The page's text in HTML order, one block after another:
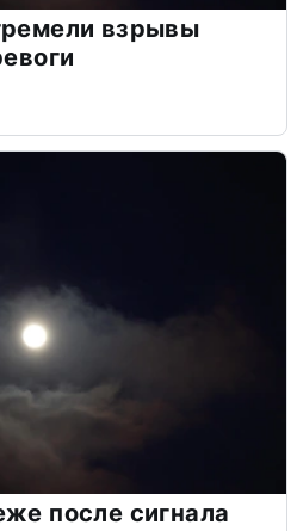
взрывы
после сигнала